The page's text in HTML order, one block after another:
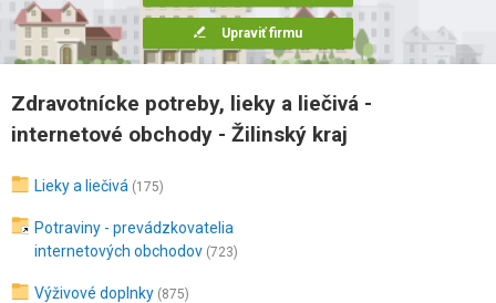
Upraviť firmu
Zdravotnícke potreby, lieky a liečivá -
internetové obchody - Žilinský kraj
Lieky a liečivá (175)
Potraviny - prevádzkovatelia
internetových obchodov (723)
Výživové doplnky (875)